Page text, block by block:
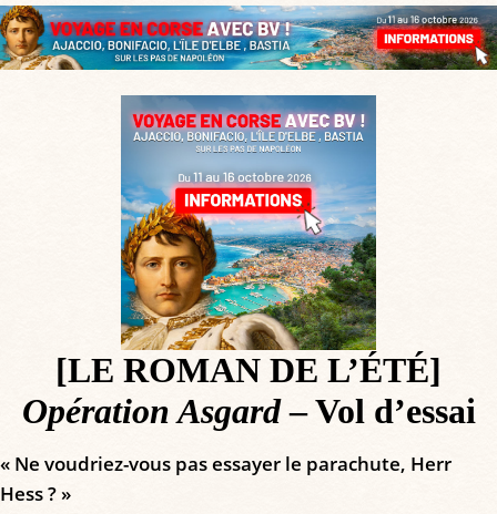
[LE ROMAN DE L’ÉTÉ]
Opération Asgard– Vol d’essai
« Ne voudriez-vous pas essayer le parachute, Herr
Hess ? »